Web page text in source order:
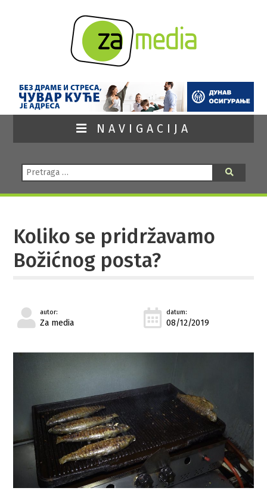
NAVIGACIJA
Pretraga:
Koliko se pridržavamo
Božićnog posta?
autor:
Za media
datum:
08/12/2019